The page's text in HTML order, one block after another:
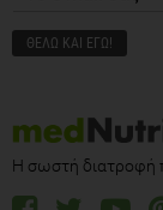
Η σωστή διατροφή